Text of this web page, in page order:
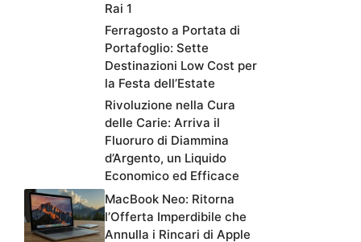
Rai 1
Ferragosto a Portata di
Portafoglio: Sette
Destinazioni Low Cost per
la Festa dell’Estate
Rivoluzione nella Cura
delle Carie: Arriva il
Fluoruro di Diammina
d’Argento, un Liquido
Economico ed Efficace
MacBook Neo: Ritorna
l’Offerta Imperdibile che
Annulla i Rincari di Apple